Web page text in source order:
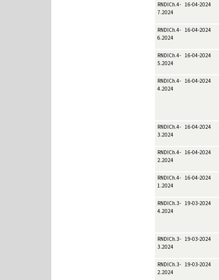
RNDICh.4-
7.2024
16-04-2024
RNDICh.4-
6.2024
16-04-2024
RNDICh.4-
5.2024
16-04-2024
RNDICh.4-
4.2024
16-04-2024
RNDICh.4-
3.2024
16-04-2024
RNDICh.4-
2.2024
16-04-2024
RNDICh.4-
1.2024
16-04-2024
RNDICh.3-
4.2024
19-03-2024
RNDICh.3-
3.2024
19-03-2024
RNDICh.3-
2.2024
19-03-2024